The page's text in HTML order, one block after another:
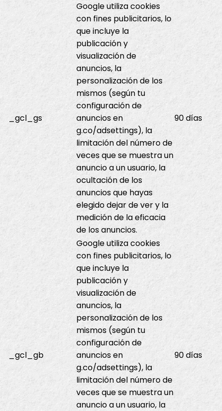
_gcl_gs
Google utiliza cookies
con fines publicitarios, lo
que incluye la
publicación y
visualización de
anuncios, la
personalización de los
mismos (según tu
configuración de
anuncios en
g.co/adsettings), la
limitación del número de
veces que se muestra un
anuncio a un usuario, la
ocultación de los
anuncios que hayas
elegido dejar de ver y la
medición de la eficacia
de los anuncios.
90 días
_gcl_gb
Google utiliza cookies
con fines publicitarios, lo
que incluye la
publicación y
visualización de
anuncios, la
personalización de los
mismos (según tu
configuración de
anuncios en
g.co/adsettings), la
limitación del número de
veces que se muestra un
anuncio a un usuario, la
90 días